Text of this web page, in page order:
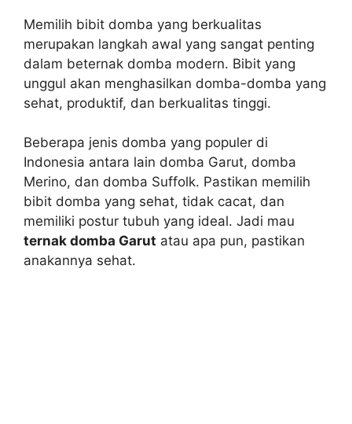
Memilih bibit domba yang berkualitas
merupakan langkah awal yang sangat penting
dalam beternak domba modern. Bibit yang
unggul akan menghasilkan domba-domba yang
sehat, produktif, dan berkualitas tinggi.
Beberapa jenis domba yang populer di
Indonesia antara lain domba Garut, domba
Merino, dan domba Suffolk. Pastikan memilih
bibit domba yang sehat, tidak cacat, dan
memiliki postur tubuh yang ideal. Jadi mau
ternak domba Garut atau apa pun, pastikan
anakannya sehat.